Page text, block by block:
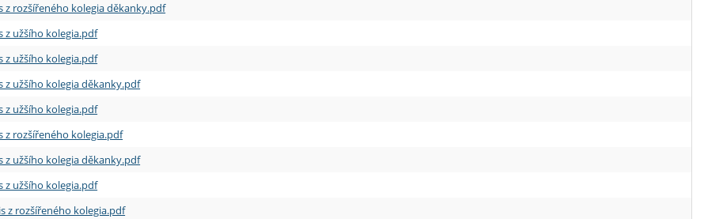
z rozšířeného kolegia děkanky.pdf
z užšího kolegia.pdf
z užšího kolegia.pdf
z užšího kolegia děkanky.pdf
z užšího kolegia.pdf
z rozšířeného kolegia.pdf
z užšího kolegia děkanky.pdf
z užšího kolegia.pdf
z rozšířeného kolegia.pdf